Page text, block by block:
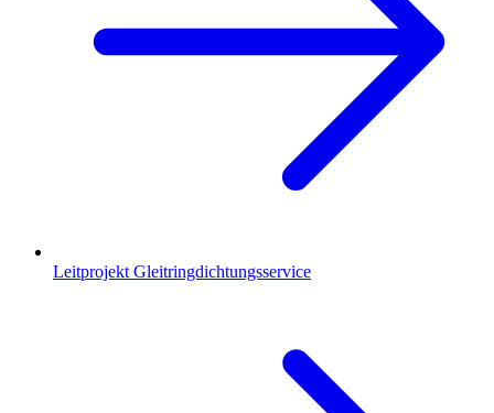
Leitprojekt Gleitringdichtungsservice